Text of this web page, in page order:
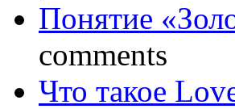
Понятие
comments
Что такое